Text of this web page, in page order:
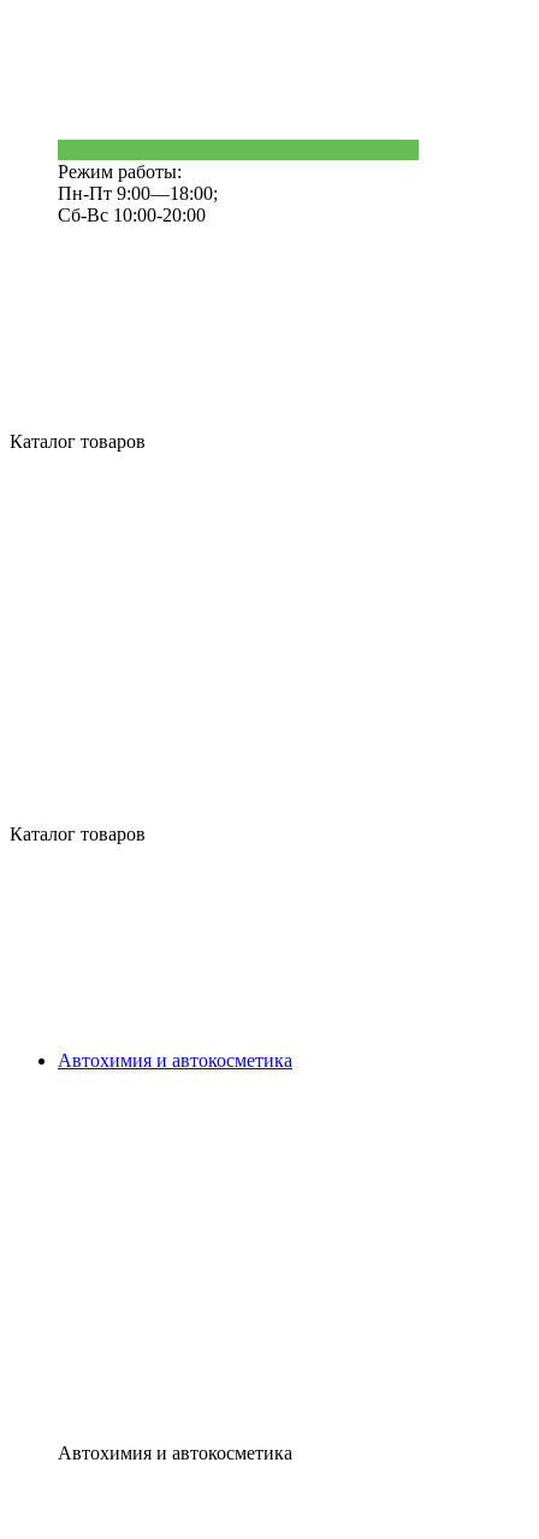
Режим работы:
Пн-Пт 9:00—18:00;
Сб-Вс 10:00-20:00
Каталог товаров
Каталог товаров
Автохимия и автокосметика
Автохимия и автокосметика